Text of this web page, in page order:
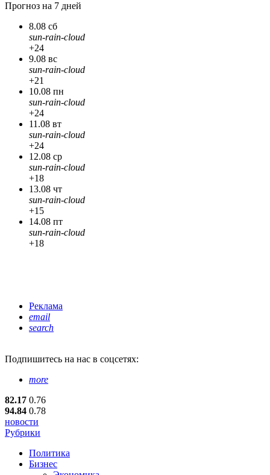
Прогноз на 7 дней
8.08 сб
sun-rain-cloud
+24
9.08 вс
sun-rain-cloud
+21
10.08 пн
sun-rain-cloud
+24
11.08 вт
sun-rain-cloud
+24
12.08 ср
sun-rain-cloud
+18
13.08 чт
sun-rain-cloud
+15
14.08 пт
sun-rain-cloud
+18
Реклама
email
search
Подпишитесь на нас в соцсетях:
more
82.17 0.76
94.84 0.78
новости
Рубрики
Политика
Бизнес